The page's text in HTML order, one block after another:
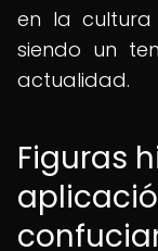
en la
siendo un
actualidad.
Figuras